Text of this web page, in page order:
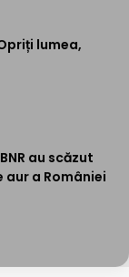
lumea,
au scăzut
aur a României